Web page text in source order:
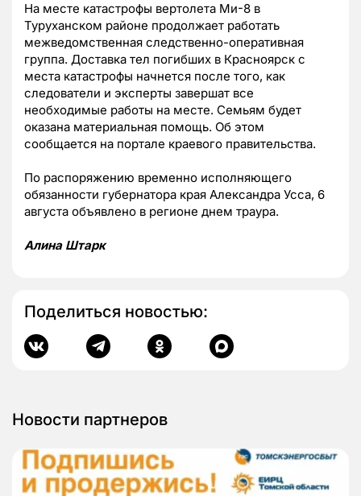
На месте катастрофы вертолета Ми-8 в
Туруханском районе продолжает работать
межведомственная следственно-оперативная
группа. Доставка тел погибших в Красноярск с
места катастрофы начнется после того, как
следователи и эксперты завершат все
необходимые работы на месте. Семьям будет
оказана материальная помощь. Об этом
сообщается на портале краевого правительства.
По распоряжению временно исполняющего
обязанности губернатора края Александра Усса, 6
августа объявлено в регионе днем траура.
Алина Штарк
Поделиться новостью:
Новости партнеров